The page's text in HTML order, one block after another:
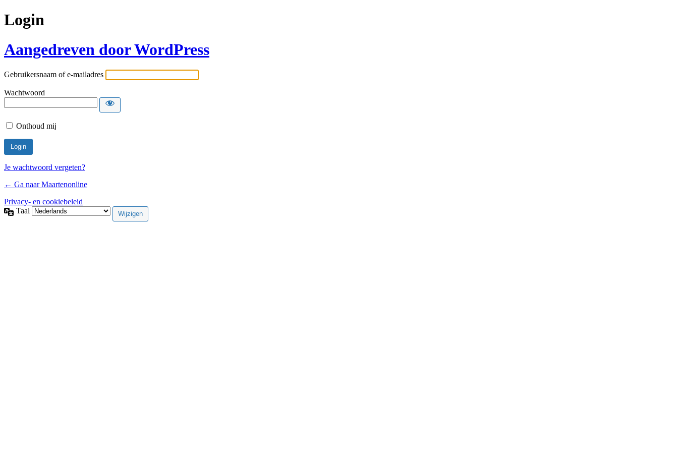
Login
Aangedreven door WordPress
Gebruikersnaam of e-mailadres
Wachtwoord
Onthoud mij
Je wachtwoord vergeten?
← Ga naar Maartenonline
Privacy- en cookiebeleid
Taal